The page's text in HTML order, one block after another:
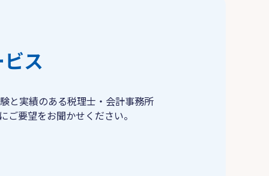
ス
と実績のある税理士・会計事務所
ご要望をお聞かせください。